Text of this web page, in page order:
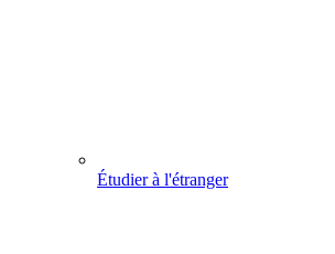
Étudier à l'étranger